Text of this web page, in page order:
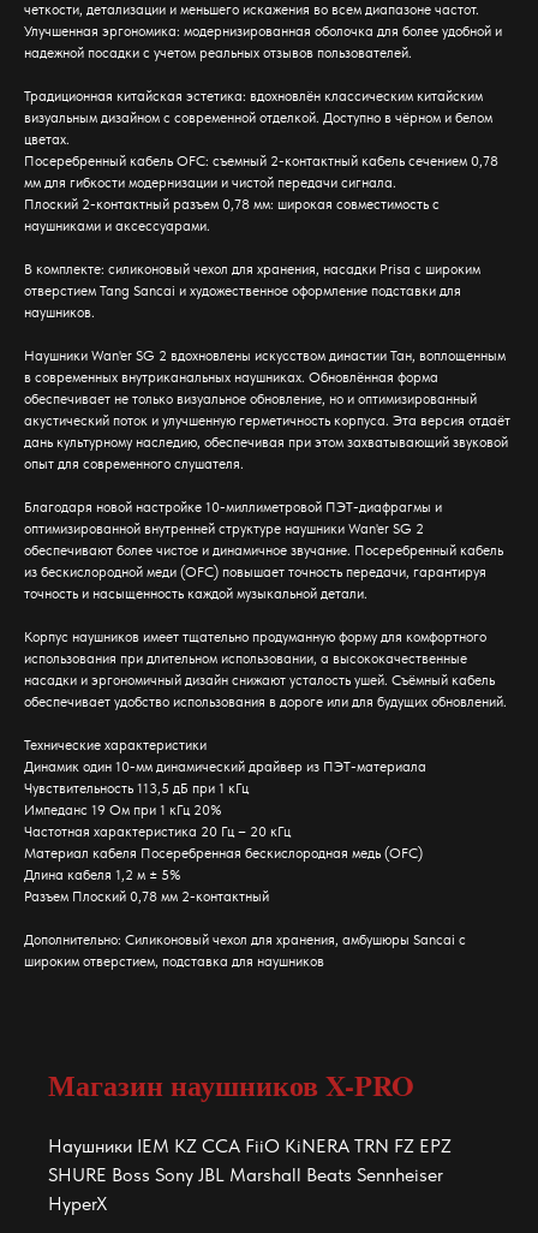
четкости, детализации и меньшего искажения во всем диапазоне частот.
Улучшенная эргономика: модернизированная оболочка для более удобной и
надежной посадки с учетом реальных отзывов пользователей.
Традиционная китайская эстетика: вдохновлён классическим китайским
визуальным дизайном с современной отделкой. Доступно в чёрном и белом
цветах.
Посеребренный кабель OFC: съемный 2-контактный кабель сечением 0,78
мм для гибкости модернизации и чистой передачи сигнала.
Плоский 2-контактный разъем 0,78 мм: широкая совместимость с
наушниками и аксессуарами.
В комплекте: силиконовый чехол для хранения, насадки Prisa с широким
отверстием Tang Sancai и художественное оформление подставки для
наушников.
Наушники Wan'er SG 2 вдохновлены искусством династии Тан, воплощенным
в современных внутриканальных наушниках. Обновлённая форма
обеспечивает не только визуальное обновление, но и оптимизированный
акустический поток и улучшенную герметичность корпуса. Эта версия отдаёт
дань культурному наследию, обеспечивая при этом захватывающий звуковой
опыт для современного слушателя.
Благодаря новой настройке 10-миллиметровой ПЭТ-диафрагмы и
оптимизированной внутренней структуре наушники Wan'er SG 2
обеспечивают более чистое и динамичное звучание. Посеребренный кабель
из бескислородной меди (OFC) повышает точность передачи, гарантируя
точность и насыщенность каждой музыкальной детали.
Корпус наушников имеет тщательно продуманную форму для комфортного
использования при длительном использовании, а высококачественные
насадки и эргономичный дизайн снижают усталость ушей. Съёмный кабель
обеспечивает удобство использования в дороге или для будущих обновлений.
Технические характеристики
Динамик один 10-мм динамический драйвер из ПЭТ-материала
Чувствительность 113,5 дБ при 1 кГц
Импеданс 19 Ом при 1 кГц 20%
Частотная характеристика 20 Гц – 20 кГц
Материал кабеля Посеребренная бескислородная медь (OFC)
Длина кабеля 1,2 м ± 5%
Разъем Плоский 0,78 мм 2-контактный
Дополнительно: Силиконовый чехол для хранения, амбушюры Sancai с
широким отверстием, подставка для наушников
Магазин наушников X-PRO
Наушники IEM KZ CCA FiiO KiNERA TRN FZ EPZ
SHURE Boss Sony JBL Marshall Beats Sennheiser
HyperX